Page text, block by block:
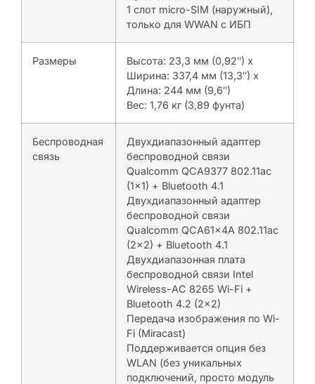
1 слот micro-SIM (наружный),
только для WWAN с ИБП
Размеры
Высота: 23,3 мм (0,92″) x
Ширина: 337,4 мм (13,3″) x
Длина: 244 мм (9,6″)
Вес: 1,76 кг (3,89 фунта)
Беспроводная
связь
Двухдиапазонный адаптер
беспроводной связи
Qualcomm QCA9377 802.11ac
(1×1) + Bluetooth 4.1
Двухдиапазонный адаптер
беспроводной связи
Qualcomm QCA61x4A 802.11ac
(2×2) + Bluetooth 4.1
Двухдиапазонная плата
беспроводной связи Intel
Wireless-AC 8265 Wi-Fi +
Bluetooth 4.2 (2×2)
Передача изображения по Wi-
Fi (Miracast)
Поддерживается опция без
WLAN (без уникальных
подключений, просто модуль